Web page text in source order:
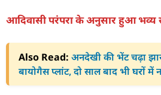
आदिवासी परंपरा के अनुसार हुआ भव्य
Also Read: अनदेखी की भेंट चढ़ा
बायोगैस प्लांट, दो साल बाद भी घरों में